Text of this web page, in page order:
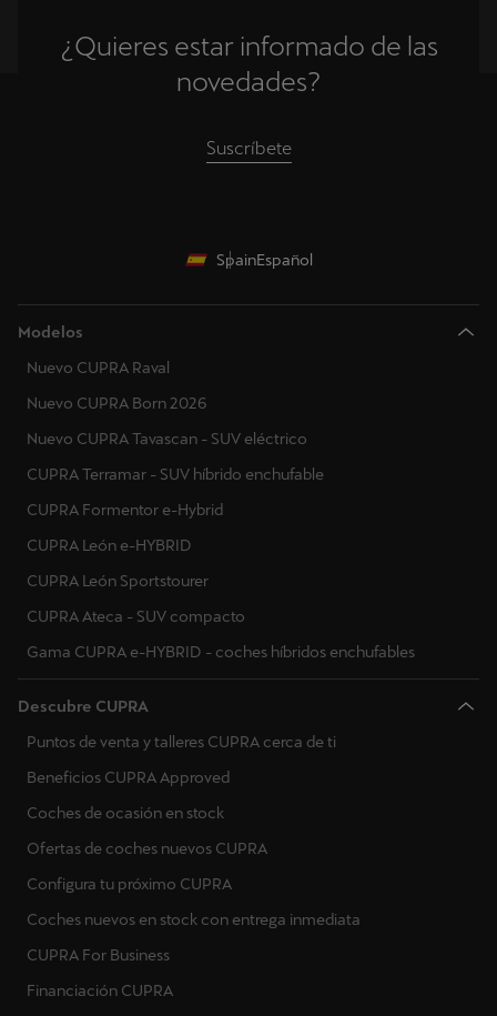
¿Quieres estar informado de las
novedades?
Suscríbete
SpainEspañol
Modelos
Nuevo CUPRA Raval
Nuevo CUPRA Born 2026
Nuevo CUPRA Tavascan - SUV eléctrico
CUPRA Terramar - SUV híbrido enchufable
CUPRA Formentor e-Hybrid
CUPRA León e-HYBRID
CUPRA León Sportstourer
CUPRA Ateca - SUV compacto
Gama CUPRA e-HYBRID - coches híbridos enchufables
Descubre CUPRA
Puntos de venta y talleres CUPRA cerca de ti
Beneficios CUPRA Approved
Coches de ocasión en stock
Ofertas de coches nuevos CUPRA
Configura tu próximo CUPRA
Coches nuevos en stock con entrega inmediata
CUPRA For Business
Financiación CUPRA